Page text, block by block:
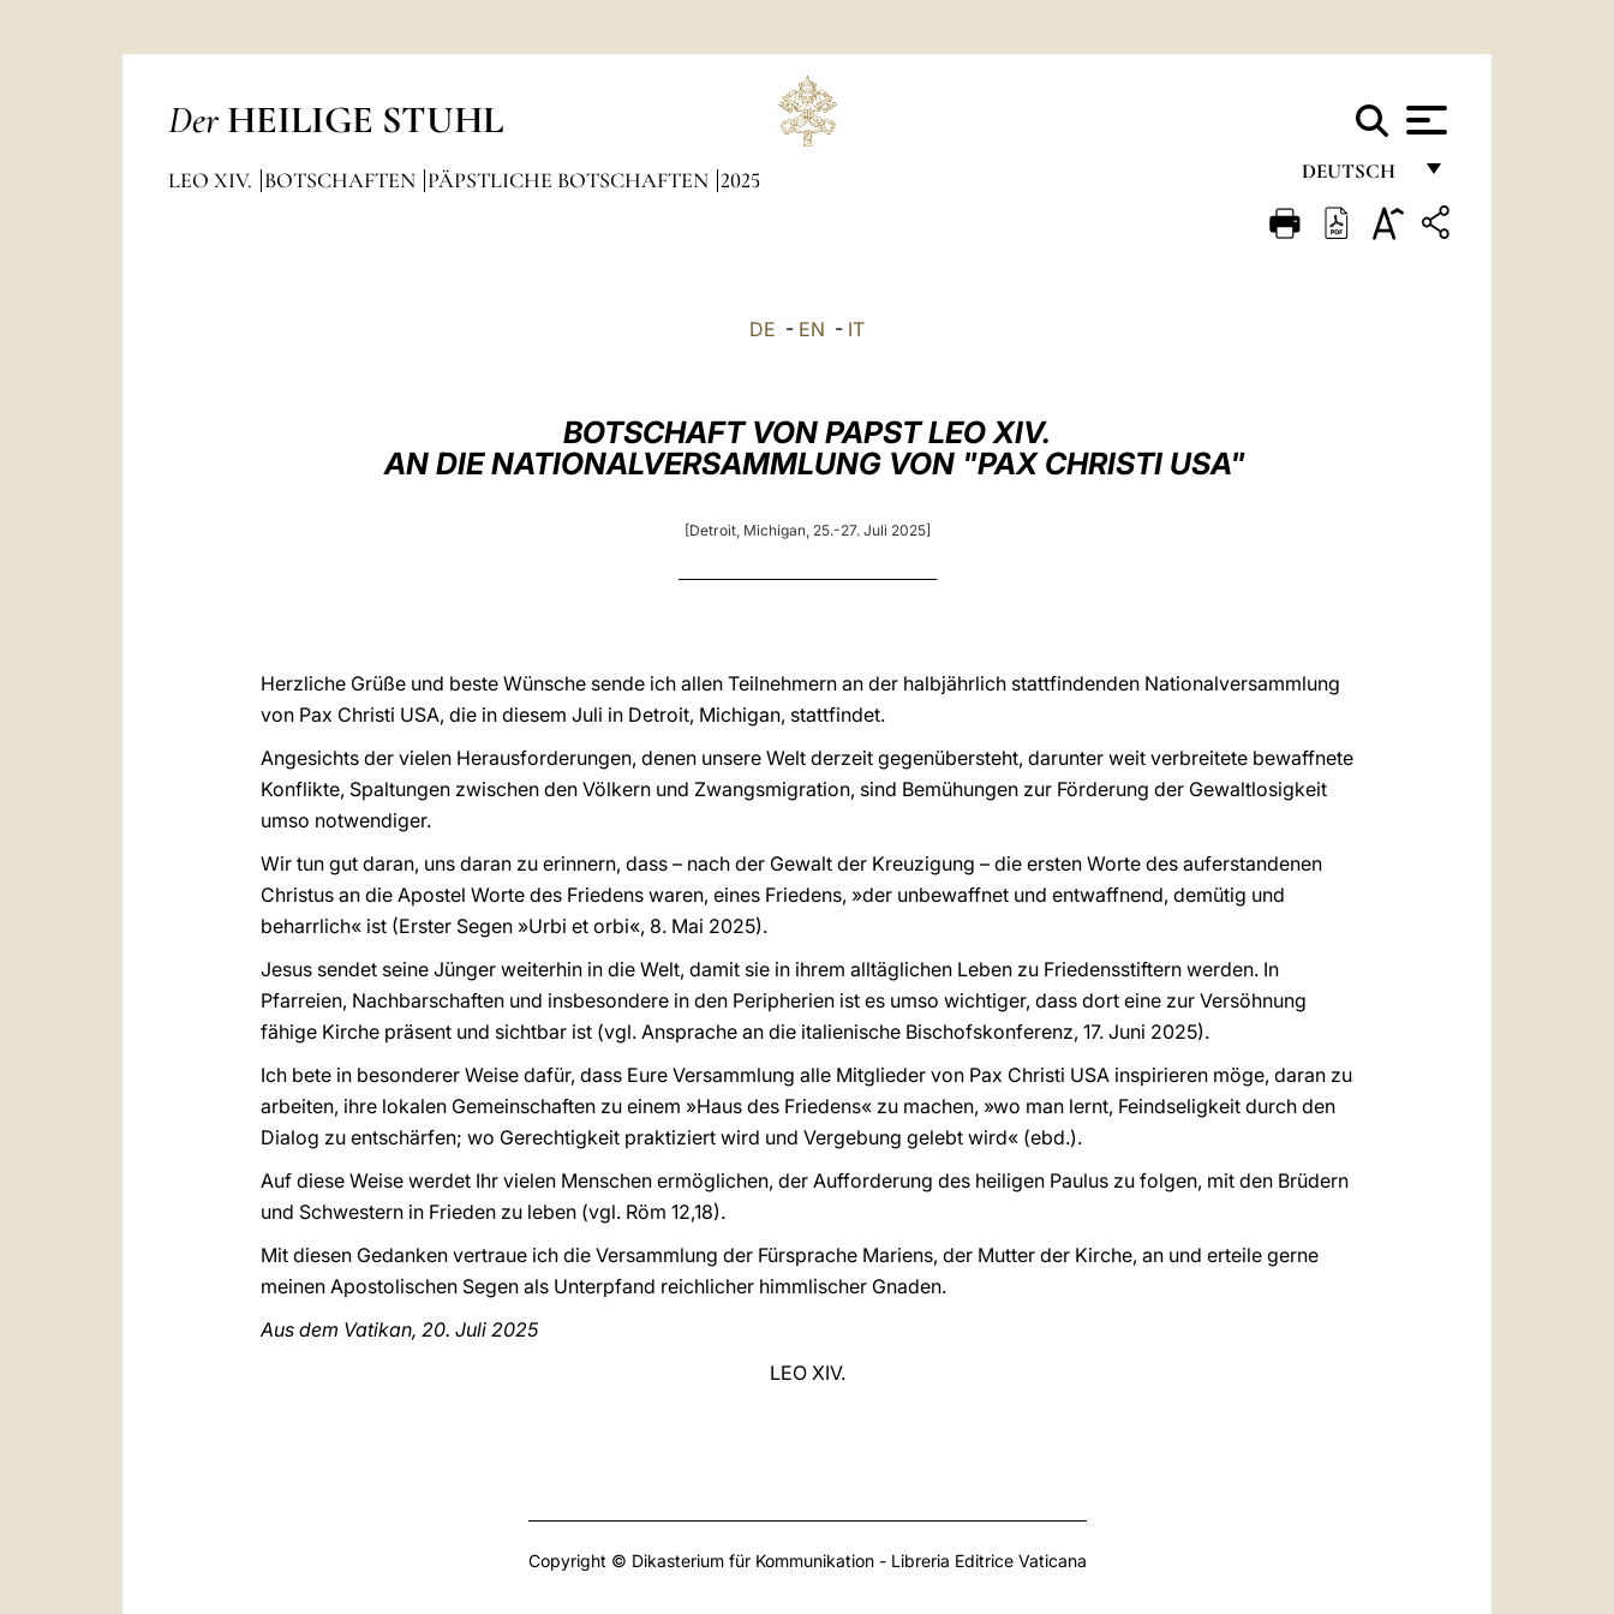
Der HEILIGE STUHL
DEUTSCH
FRANÇAIS
LEO XIV. BOTSCHAFTEN PÄPSTLICHE BOTSCHAFTEN 2025
DE - EN - IT
BOTSCHAFT VON PAPST LEO XIV.
AN DIE NATIONALVERSAMMLUNG VON "PAX CHRISTI USA"
[Detroit, Michigan, 25.-27. Juli 2025]
Herzliche Grüße und beste Wünsche sende ich allen Teilnehmern an der halbjährlich stattfindenden Nationalversammlung
von Pax Christi USA, die in diesem Juli in Detroit, Michigan, stattfindet.
Angesichts der vielen Herausforderungen, denen unsere Welt derzeit gegenübersteht, darunter weit verbreitete bewaffnete
Konflikte, Spaltungen zwischen den Völkern und Zwangsmigration, sind Bemühungen zur Förderung der Gewaltlosigkeit
umso notwendiger.
Wir tun gut daran, uns daran zu erinnern, dass – nach der Gewalt der Kreuzigung – die ersten Worte des auferstandenen
Christus an die Apostel Worte des Friedens waren, eines Friedens, »der unbewaffnet und entwaffnend, demütig und
beharrlich« ist (Erster Segen »Urbi et orbi«, 8. Mai 2025).
Jesus sendet seine Jünger weiterhin in die Welt, damit sie in ihrem alltäglichen Leben zu Friedensstiftern werden. In
Pfarreien, Nachbarschaften und insbesondere in den Peripherien ist es umso wichtiger, dass dort eine zur Versöhnung
fähige Kirche präsent und sichtbar ist (vgl. Ansprache an die italienische Bischofskonferenz, 17. Juni 2025).
Ich bete in besonderer Weise dafür, dass Eure Versammlung alle Mitglieder von Pax Christi USA inspirieren möge, daran zu
arbeiten, ihre lokalen Gemeinschaften zu einem »Haus des Friedens« zu machen, »wo man lernt, Feindseligkeit durch den
Dialog zu entschärfen; wo Gerechtigkeit praktiziert wird und Vergebung gelebt wird« (ebd.).
Auf diese Weise werdet Ihr vielen Menschen ermöglichen, der Aufforderung des heiligen Paulus zu folgen, mit den Brüdern
und Schwestern in Frieden zu leben (vgl. Röm 12,18).
Mit diesen Gedanken vertraue ich die Versammlung der Fürsprache Mariens, der Mutter der Kirche, an und erteile gerne
meinen Apostolischen Segen als Unterpfand reichlicher himmlischer Gnaden.
Aus dem Vatikan, 20. Juli 2025
LEO XIV.
Copyright © Dikasterium für Kommunikation - Libreria Editrice Vaticana